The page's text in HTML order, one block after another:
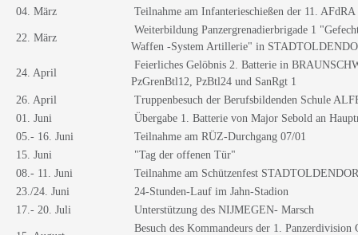
04. März
Teilnahme am Infanterieschießen der 11.
22. März
Weiterbildung Panzergrenadierbrigade 1
Waffen -System Artillerie" in
24. April
Feierliches Gelöbnis 2. Batterie in
PzGrenBtl12, PzBtl24 und SanRgt 1
26. April
Truppenbesuch der Berufsbildenden Schule
01. Juni
Übergabe 1. Batterie von Major Sebold an
05.- 16. Juni
Teilnahme am RÜZ-Durchgang 07/01
15. Juni
"Tag der offenen Tür"
08.- 11. Juni
Teilnahme am Schützenfest
23./24. Juni
24-Stunden-Lauf im Jahn-Stadion
17.- 20. Juli
Unterstützung des NIJMEGEN- Marsch
Besuch des Kommandeurs der 1. Panzerdivision